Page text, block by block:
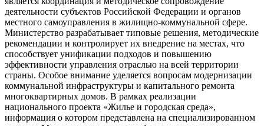
деятельности субъектов Российской Федерации и органов
местного самоуправления в жилищно-коммунальной сфере.
Министерство разрабатывает типовые решения, методические
рекомендации и контролирует их внедрение на местах, что
способствует унификации подходов и повышению
эффективности управления отраслью на всей территории
страны. Особое внимание уделяется вопросам модернизации
коммунальной инфраструктуры и капитального ремонта
многоквартирных домов. В рамках реализации
национального проекта «Жилье и городская среда»,
информация о котором представлена на специализированном